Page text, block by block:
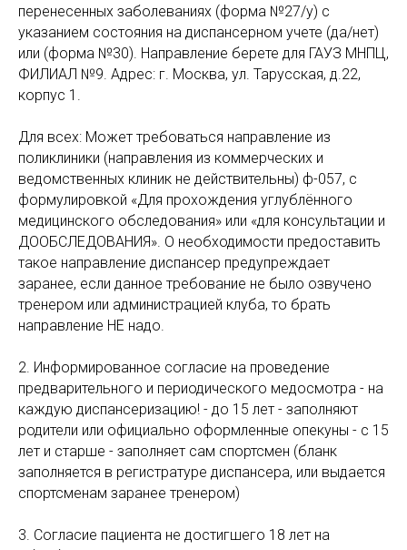
перенесенных заболеваниях (форма №27/у) с
указанием состояния на диспансерном учете (да/нет)
или (форма №30). Направление берете для ГАУЗ МНПЦ,
ФИЛИАЛ №9. Адрес: г. Москва, ул. Тарусская, д.22,
корпус 1.
Для всех: Может требоваться направление из
поликлиники (направления из коммерческих и
ведомственных клиник не действительны) ф-057, с
формулировкой «Для прохождения углублённого
медицинского обследования» или «для консультации и
ДООБСЛЕДОВАНИЯ». О необходимости предоставить
такое направление диспансер предупреждает
заранее, если данное требование не было озвучено
тренером или администрацией клуба, то брать
направление НЕ надо.
2. Информированное согласие на проведение
предварительного и периодического медосмотра - на
каждую диспансеризацию! - до 15 лет - заполняют
родители или официально оформленные опекуны - с 15
лет и старше - заполняет сам спортсмен (бланк
заполняется в регистратуре диспансера, или выдается
спортсменам заранее тренером)
3. Согласие пациента не достигшего 18 лет на